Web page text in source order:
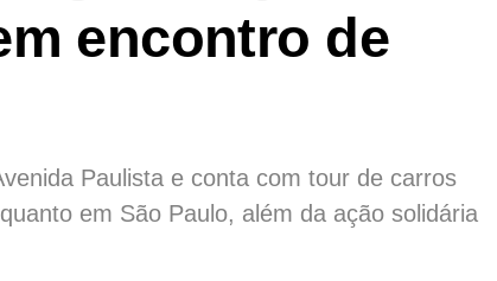
encontro de
Paulista e conta com tour de carros
em São Paulo, além da ação solidária